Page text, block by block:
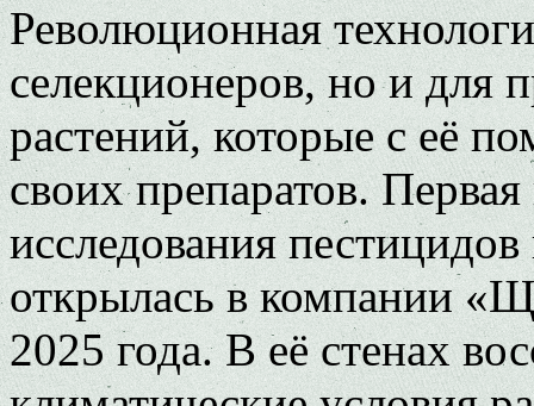
Революционная
селекционеров, но и для
растений, которые с её
своих препаратов.
исследования
открылась в компании
2025 года. В её стенах